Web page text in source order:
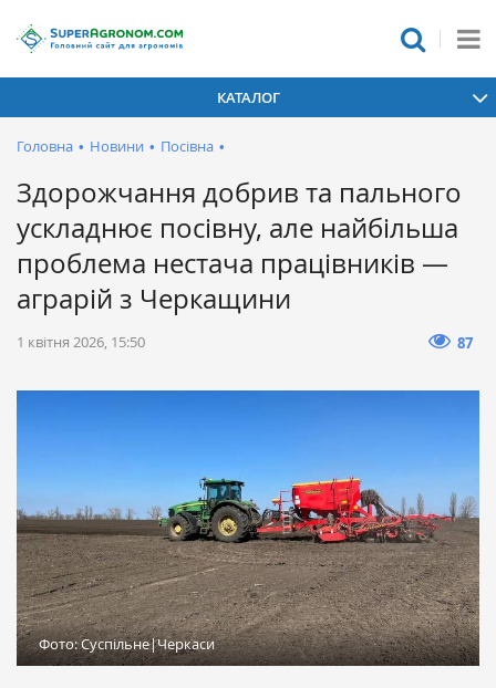
КАТАЛОГ
Головна • Новини • Посівна •
Здорожчання добрив та пального
ускладнює посівну, але найбільша
проблема нестача працівників —
аграрій з Черкащини
1 квітня 2026, 15:50 87
Фото: Суспільне|Черкаси